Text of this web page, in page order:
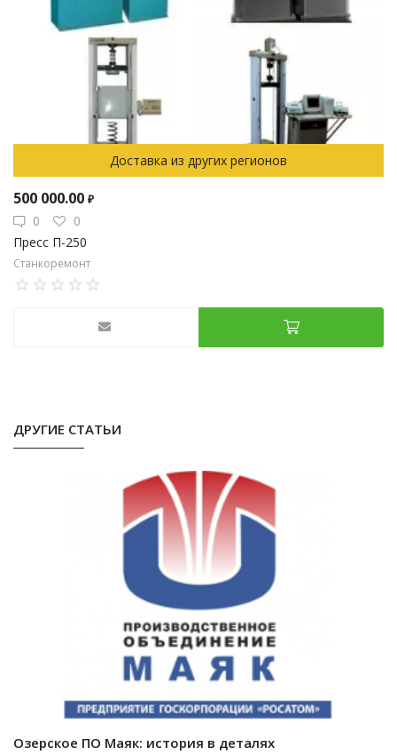
Доставка из других регионов
500 000.00 ₽
0
0
Пресс П-250
Станкоремонт
ДРУГИЕ СТАТЬИ
Озерское ПО Маяк: история в деталях